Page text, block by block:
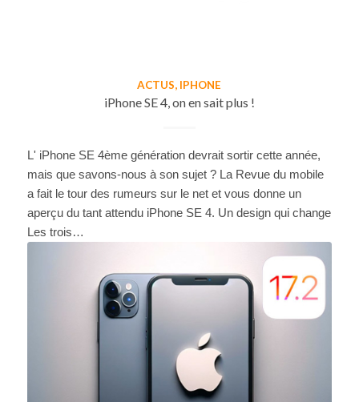
ACTUS, IPHONE
iPhone SE 4, on en sait plus !
L' iPhone SE 4ème génération devrait sortir cette année,
mais que savons-nous à son sujet ? La Revue du mobile
a fait le tour des rumeurs sur le net et vous donne un
aperçu du tant attendu iPhone SE 4. Un design qui change
Les trois…